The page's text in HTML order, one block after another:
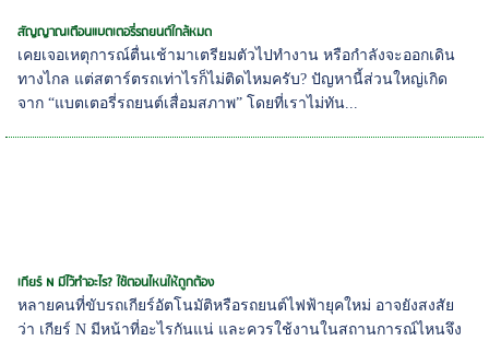
สัญญาณเตือนแบตเตอรี่รถยนต์ใกล้หมด
เคยเจอเหตุการณ์ตื่นเช้ามาเตรียมตัวไปทำงาน หรือกำลังจะออกเดิน
ทางไกล แต่สตาร์ตรถเท่าไรก็ไม่ติดไหมครับ? ปัญหานี้ส่วนใหญ่เกิด
จาก “แบตเตอรี่รถยนต์เสื่อมสภาพ” โดยที่เราไม่ทัน...
เกียร์ N มีไว้ทำอะไร? ใช้ตอนไหนให้ถูกต้อง
หลายคนที่ขับรถเกียร์อัตโนมัติหรือรถยนต์ไฟฟ้ายุคใหม่ อาจยังสงสัย
ว่า เกียร์ N มีหน้าที่อะไรกันแน่ และควรใช้งานในสถานการณ์ไหนจึง